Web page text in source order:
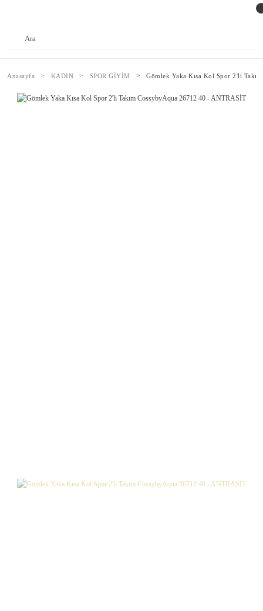
Anasayfa KADIN SPOR GİYİM Gömlek Yaka Kısa Kol Spor 2'li